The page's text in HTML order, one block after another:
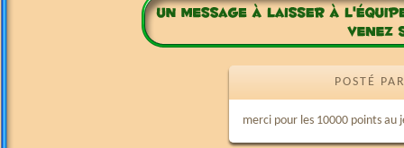
POSTÉ
merci pour les 10000 points au